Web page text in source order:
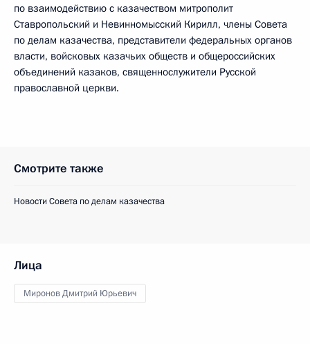
по взаимодействию с казачеством митрополит
Ставропольский и Невинномысский Кирилл, члены Совета
по делам казачества, представители федеральных органов
власти, войсковых казачьих обществ и общероссийских
объединений казаков, священнослужители Русской
православной церкви.
Смотрите также
Новости Совета по делам казачества
Лица
Миронов Дмитрий Юрьевич